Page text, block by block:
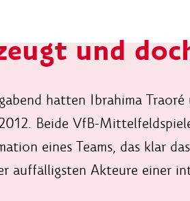
und
hatten Ibrahima
Beide VfB-
eines Teams, das klar
auffälligsten Akteure einer